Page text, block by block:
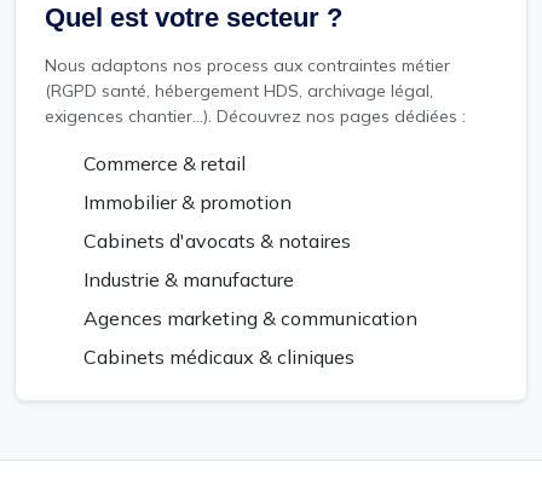
Quel est votre secteur ?
Nous adaptons nos process aux contraintes métier
(RGPD santé, hébergement HDS, archivage légal,
exigences chantier...). Découvrez nos pages dédiées :
Commerce & retail
Immobilier & promotion
Cabinets d'avocats & notaires
Industrie & manufacture
Agences marketing & communication
Cabinets médicaux & cliniques